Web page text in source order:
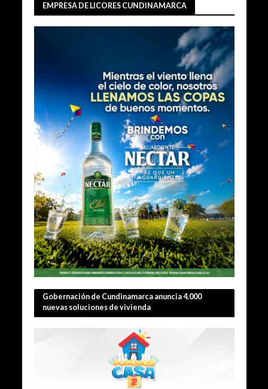
EMPRESA DE LICORES CUNDINAMARCA
Gobernación de Cundinamarca anuncia 4.000
nuevas soluciones de vivienda